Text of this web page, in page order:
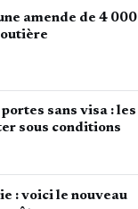
amende de 4 000
sans visa : les
sous conditions
: voici le nouveau